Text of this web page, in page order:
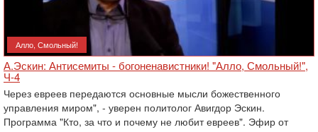
Алло, Смольный!
А.Эскин: Антисемиты - богоненавистники! "Алло, Смольный!",
Ч-4
Через евреев передаются основные мысли божественного
управления миром", - уверен политолог Авигдор Эскин.
Программа "Кто, за что и почему не любит евреев". Эфир от